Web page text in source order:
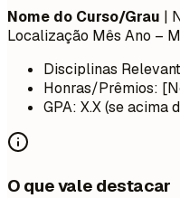
Nome do Curso/Grau |
Localização Mês Ano –
Disciplinas
Honras/Prêmios:
GPA: X.X (se acima
O que vale destacar